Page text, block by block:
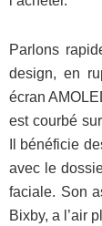
Parlons
design, en
écran
est courbé
Il bénéficie
avec le
faciale. Son
Bixby, a l’air